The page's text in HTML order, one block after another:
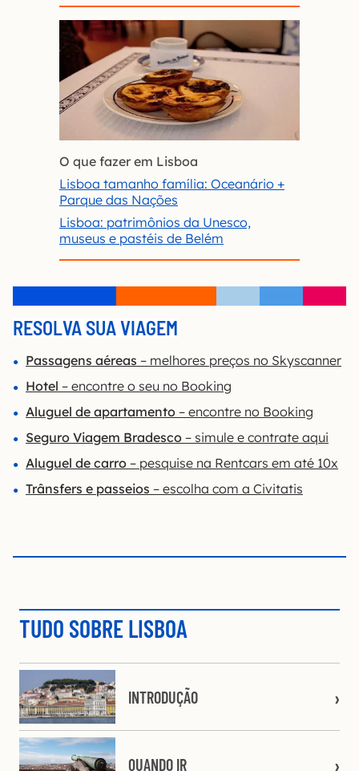
O que fazer em Lisboa
Lisboa tamanho família: Oceanário +
Parque das Nações
Lisboa: patrimônios da Unesco,
museus e pastéis de Belém
RESOLVA SUA VIAGEM
Passagens aéreas – melhores preços no Skyscanner
Hotel – encontre o seu no Booking
Aluguel de apartamento – encontre no Booking
Seguro Viagem Bradesco – simule e contrate aqui
Aluguel de carro – pesquise na Rentcars em até 10x
Trânsfers e passeios – escolha com a Civitatis
TUDO SOBRE LISBOA
INTRODUÇÃO
QUANDO IR